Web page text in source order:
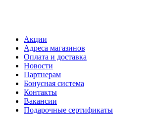
Акции
Адреса магазинов
Оплата и доставка
Новости
Партнерам
Бонусная система
Контакты
Вакансии
Подарочные сертификаты